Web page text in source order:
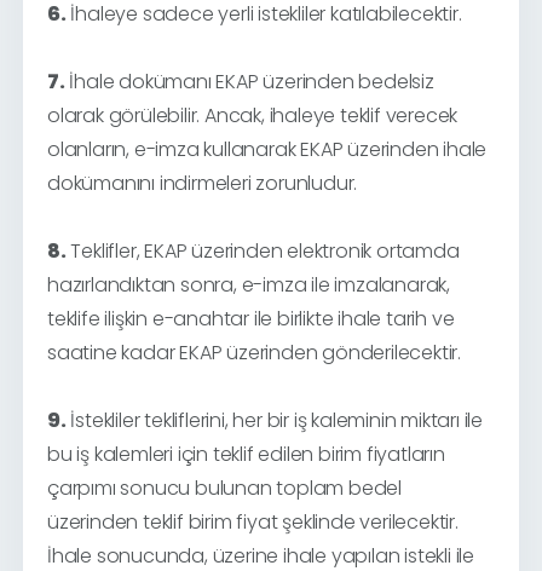
6. İhaleye sadece yerli istekliler katılabilecektir.
7. İhale dokümanı EKAP üzerinden bedelsiz
olarak görülebilir. Ancak, ihaleye teklif verecek
olanların, e-imza kullanarak EKAP üzerinden ihale
dokümanını indirmeleri zorunludur.
8.Teklifler, EKAP üzerinden elektronik ortamda
hazırlandıktan sonra, e-imza ile imzalanarak,
teklife ilişkin e-anahtar ile birlikte ihale tarih ve
saatine kadar EKAP üzerinden gönderilecektir.
9. İstekliler tekliflerini, her bir iş kaleminin miktarı ile
bu iş kalemleri için teklif edilen birim fiyatların
çarpımı sonucu bulunan toplam bedel
üzerinden teklif birim fiyat şeklinde verilecektir.
İhale sonucunda, üzerine ihale yapılan istekli ile